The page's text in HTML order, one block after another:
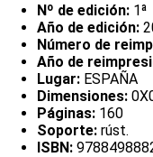
Nº de edición: 1ª
Año de edición:
Número de
Año de
Lugar: ESPAÑA
Dimensiones:
Páginas: 160
Soporte: rúst.
ISBN: